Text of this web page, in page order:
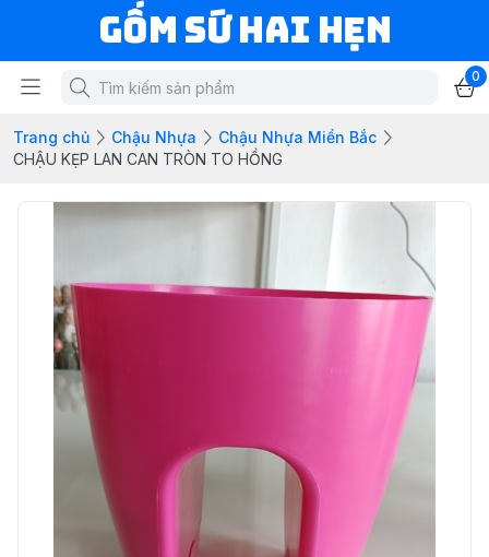
Gốm Sứ Hai Hẹn
0
Trang chủ Chậu Nhựa
Chậu Nhựa Miền Bắc
CHẬU KẸP LAN CAN TRÒN TO HỒNG